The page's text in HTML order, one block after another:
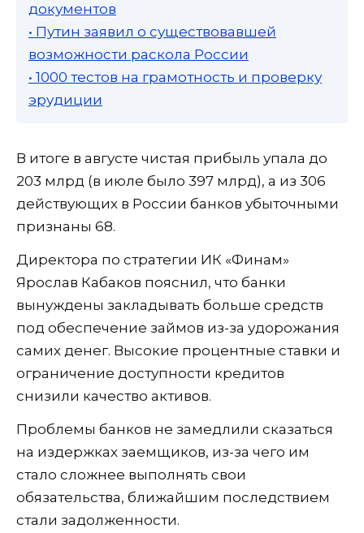
документов
• Путин заявил о существовавшей
возможности раскола России
• 1000 тестов на грамотность и проверку
эрудиции
В итоге в августе чистая прибыль упала до
203 млрд (в июле было 397 млрд), а из 306
действующих в России банков убыточными
признаны 68.
Директора по стратегии ИК «Финам»
Ярослав Кабаков пояснил, что банки
вынуждены закладывать больше средств
под обеспечение займов из-за удорожания
самих денег. Высокие процентные ставки и
ограничение доступности кредитов
снизили качество активов.
Проблемы банков не замедлили сказаться
на издержках заемщиков, из-за чего им
стало сложнее выполнять свои
обязательства, ближайшим последствием
стали задолженности.